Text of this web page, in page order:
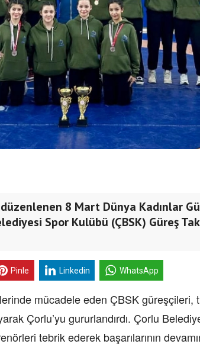
8 Mart Dünya Kadınlar
Spor Kulübü (ÇBSK) Güreş
Pinle Linkedin WhatsApp
mücadele eden ÇBSK güreşçileri,
Çorlu’yu gururlandırdı. Çorlu
tebrik ederek başarılarının